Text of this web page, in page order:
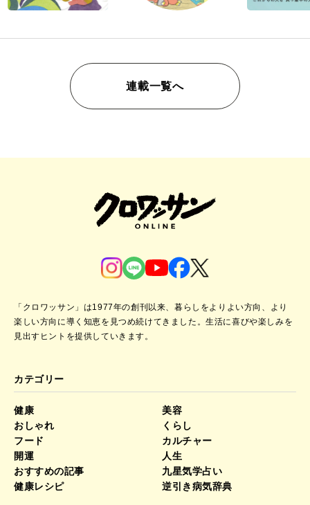
連載一覧へ
「クロワッサン」は1977年の創刊以来、暮らしをよりよい方向、より
楽しい方向に導く知恵を見つめ続けてきました。生活に喜びや楽しみを
見出すヒントを提供していきます。
カテゴリー
健康
美容
おしゃれ
くらし
フード
カルチャー
開運
人生
おすすめの記事
九星気学占い
健康レシピ
逆引き病気辞典